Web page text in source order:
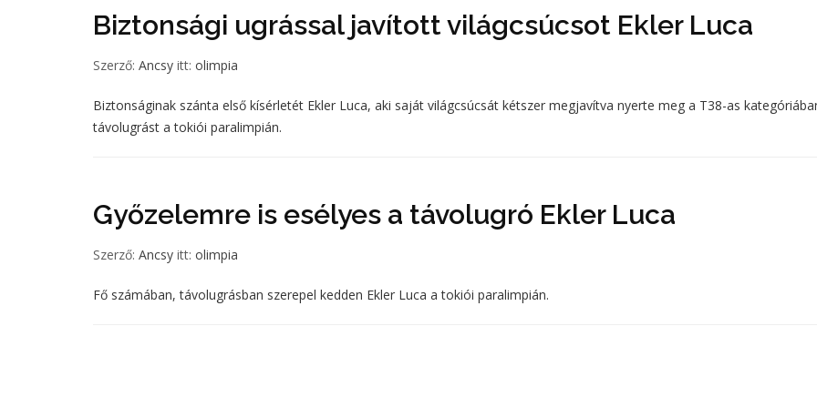
Biztonsági ugrással javított világcsúcsot Ekler Luca
Szerző: Ancsy itt: olimpia
Biztonságinak szánta első kísérletét Ekler Luca, aki saját világcsúcsát kétszer megjavítva nyerte meg a T38-as
távolugrást a tokiói paralimpián.
Győzelemre is esélyes a távolugró Ekler Luca
Szerző: Ancsy itt: olimpia
Fő számában, távolugrásban szerepel kedden Ekler Luca a tokiói paralimpián.